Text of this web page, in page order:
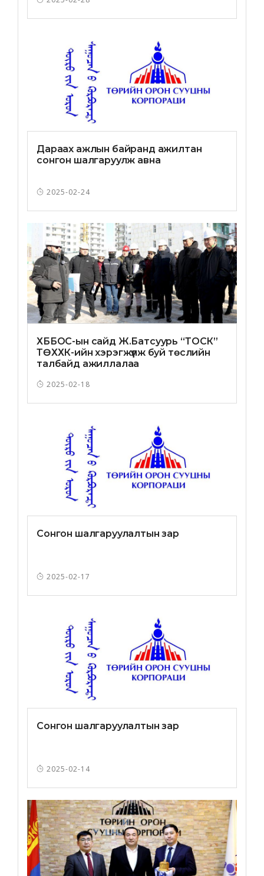
Дараах ажлын байранд ажилтан
сонгон шалгаруулж авна
2025-02-24
ХББОС-ын сайд Ж.Батсуурь “ТОСК”
ТӨХХК-ийн хэрэгжүүлж буй төслийн
талбайд ажиллалаа
2025-02-18
Сонгон шалгаруулалтын зар
2025-02-17
Сонгон шалгаруулалтын зар
2025-02-14